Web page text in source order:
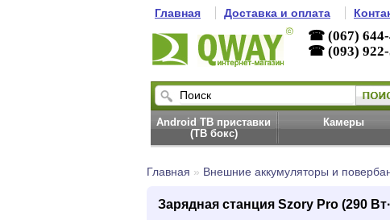
Главная Доставка и оплата
☎ (067) 644-
☎ (093) 922-
Android ТВ приставки
(ТВ бокс)
Камеры
Главная » Внешние аккумуляторы и
Зарядная станция Szory Pro (290